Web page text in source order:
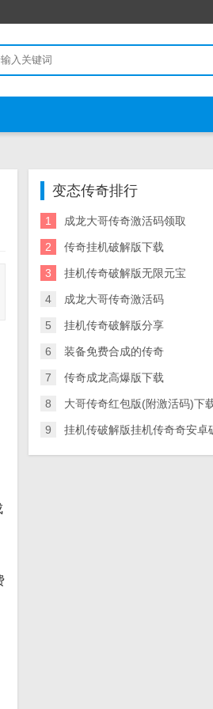
变态传奇排行
1 成龙大哥传奇激活码领取
2 传奇挂机破解版下载
3 挂机传奇破解版无限元宝
4 成龙大哥传奇激活码
5 挂机传奇破解版分享
6 装备免费合成的传奇
7 传奇成龙高爆版下载
8 大哥传奇红包版(附激活码)下
9 挂机传破解版挂机传奇奇安卓